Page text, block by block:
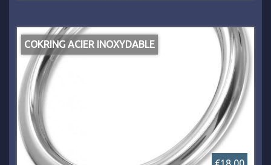
COKRING ACIER INOXYDABLE